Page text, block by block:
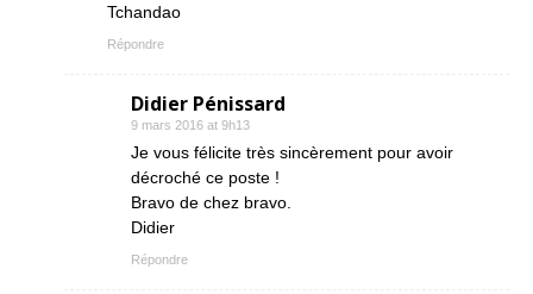
Tchandao
Répondre
Didier Pénissard
9 mars 2016 at 9h13
Je vous félicite très sincèrement pour avoir
décroché ce poste !
Bravo de chez bravo.
Didier
Répondre